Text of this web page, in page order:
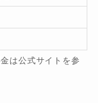
は公式サイトを参